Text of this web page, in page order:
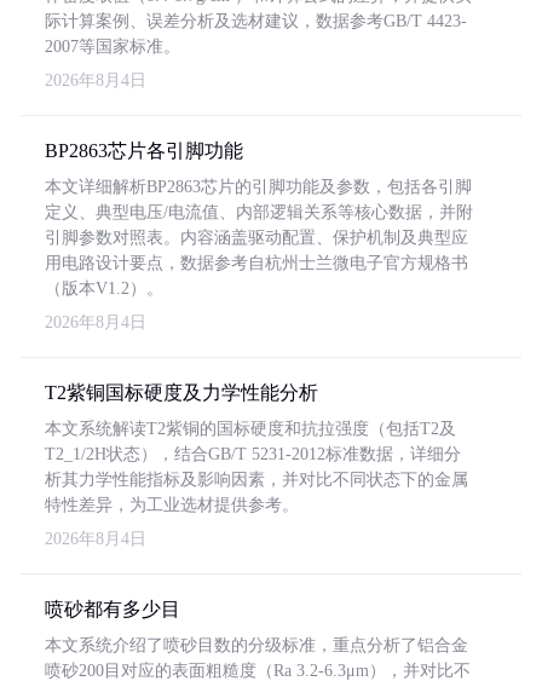
际计算案例、误差分析及选材建议，数据参考GB/T 4423-
2007等国家标准。
2026年8月4日
BP2863芯片各引脚功能
本文详细解析BP2863芯片的引脚功能及参数，包括各引脚
定义、典型电压/电流值、内部逻辑关系等核心数据，并附
引脚参数对照表。内容涵盖驱动配置、保护机制及典型应
用电路设计要点，数据参考自杭州士兰微电子官方规格书
（版本V1.2）。
2026年8月4日
T2紫铜国标硬度及力学性能分析
本文系统解读T2紫铜的国标硬度和抗拉强度（包括T2及
T2_1/2H状态），结合GB/T 5231-2012标准数据，详细分
析其力学性能指标及影响因素，并对比不同状态下的金属
特性差异，为工业选材提供参考。
2026年8月4日
喷砂都有多少目
本文系统介绍了喷砂目数的分级标准，重点分析了铝合金
喷砂200目对应的表面粗糙度（Ra 3.2-6.3μm），并对比不